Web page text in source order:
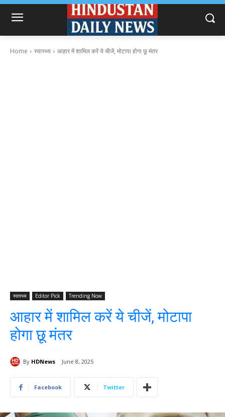
Home स्वास्थ्य आहार में शामिल करें ये चीजें, मोटापा होगा छू मंतर
स्वास्थ्य Editor Pick Trending Now
आहार में शामिल करें ये चीजें, मोटापा
होगा छू मंतर
By HDNews June 8, 2025
Facebook Twitter